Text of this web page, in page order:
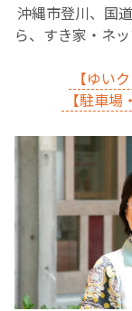
沖縄市登川、国
ら、すき家・ネ
【ゆい
【駐車